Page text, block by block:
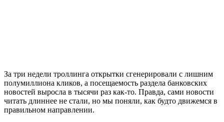
За три недели троллинга открытки сгенерировали с лишним
полумиллиона кликов, а посещаемость раздела банковских
новостей выросла в тысячи раз как-то. Правда, сами новости
читать длиннее не стали, но мы поняли, как будто движемся в
правильном направлении.